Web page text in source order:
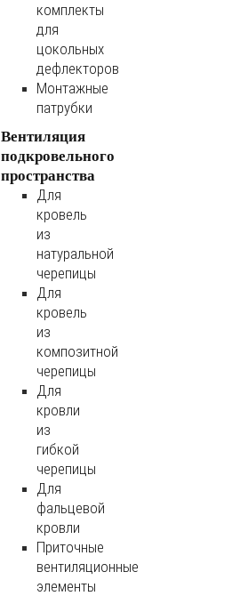
комплекты
для
цокольных
дефлекторов
Монтажные
патрубки
Вентиляция
подкровельного
пространства
Для
кровель
из
натуральной
черепицы
Для
кровель
из
композитной
черепицы
Для
кровли
из
гибкой
черепицы
Для
фальцевой
кровли
Приточные
вентиляционные
элементы